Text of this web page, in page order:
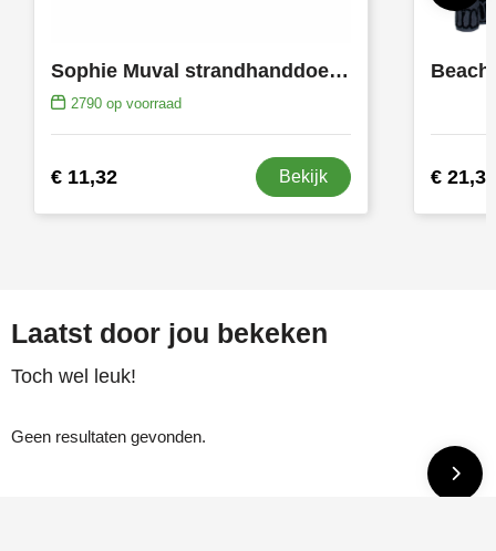
Sophie Muval strandhanddoek gerecycled 180x100 cm, 450 gr/m²
2790op voorraad
€ 11,32 Bekijk
Beach
€ 21,39
Laatst door jou bekeken
Toch wel leuk!
Geen resultaten gevonden.